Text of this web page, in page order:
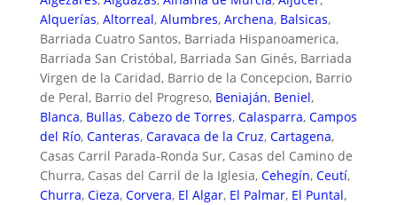
Alquerías, Altorreal, Alumbres, Archena, Balsicas,
Barriada Cuatro Santos, Barriada Hispanoamerica,
Barriada San Cristóbal, Barriada San Ginés, Barriada
Virgen de la Caridad, Barrio de la Concepcion, Barrio
de Peral, Barrio del Progreso, Beniaján, Beniel,
Blanca, Bullas, Cabezo de Torres, Calasparra, Campos
del Río, Canteras, Caravaca de la Cruz, Cartagena,
Casas Carril Parada-Ronda Sur, Casas del Camino de
Churra, Casas del Carril de la Iglesia, Cehegín, Ceutí,
Churra, Cieza, Corvera, El Algar, El Palmar, El Puntal,